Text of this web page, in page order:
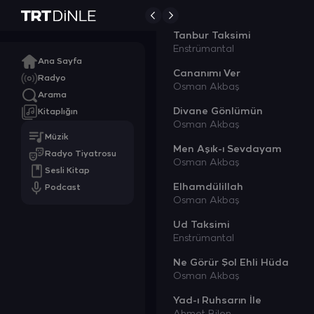
Ana Sayfa
Radyo
Arama
Kitaplığın
Müzik
Radyo Tiyatrosu
Sesli Kitap
Podcast
Tanbur Taksimi
Enstrümantal
Cananımı Ver
Osman Akbaş
Divane Gönlümün
Osman Akbaş
Men Aşık-ı Sevdayam
Osman Akbaş
Elhamdülillah
Osman Akbaş
Ud Taksimi
Enstrümantal
Ne Görür Şol Ehli Hüda
Osman Akbaş
Yad-ı Ruhsarın İle